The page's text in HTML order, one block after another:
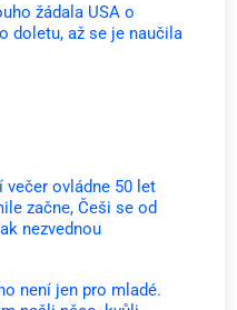
žádala USA o
doletu, až se je naučila
večer ovládne 50 let
začne, Češi se od
nezvednou
není jen pro mladé.